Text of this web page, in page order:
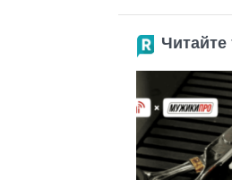
Читайте